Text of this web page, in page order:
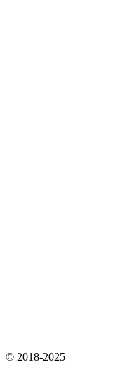
© 2018-2025